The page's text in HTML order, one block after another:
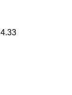
4.33